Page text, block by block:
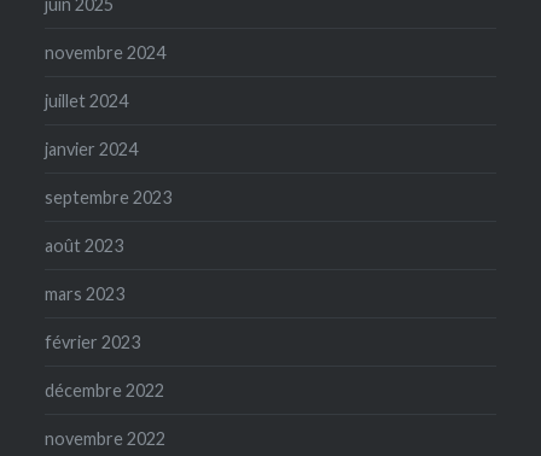
juin 2025
novembre 2024
juillet 2024
janvier 2024
septembre 2023
août 2023
mars 2023
février 2023
décembre 2022
novembre 2022